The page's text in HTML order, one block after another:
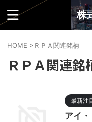
株
HOME > ＲＰＡ関連銘柄
ＲＰＡ関連銘
最新注
アイ